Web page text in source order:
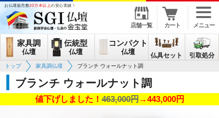
お仏壇販売数20万本以上の安心実績！
店舗一覧 カート メニュー
家具調
仏壇
伝統型
仏壇
コンパクト
仏壇 仏具セット 引取処分
トップ 家具調仏壇 ブランチ ウォールナット調
ブランチ ウォールナット調
値下げしました！463,000円→443,000円